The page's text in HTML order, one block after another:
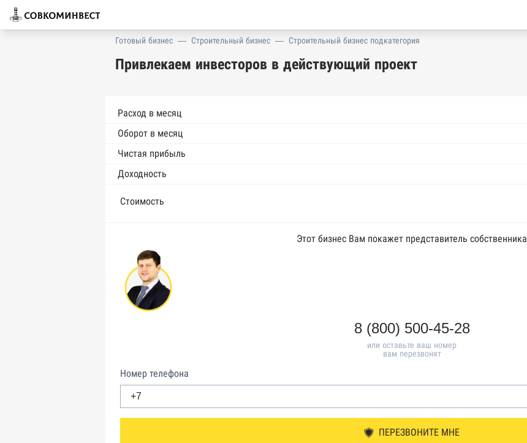
Готовый бизнес — Строительный бизнес — Строительный бизнес подкатегория
Привлекаем инвесторов в действующий проект
Расход в месяц
Оборот в месяц
Чистая прибыль
Доходность
Стоимость
Этот бизнес Вам покажет представитель собственника
8 (800) 500-45-28
или оставьте ваш номер
вам перезвонят
Номер телефона
ПЕРЕЗВОНИТЕ МНЕ